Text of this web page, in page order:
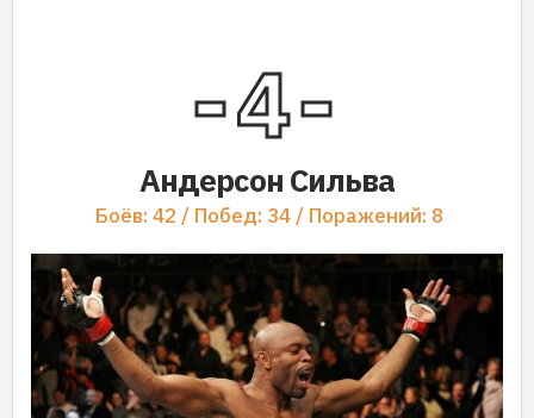
4
Андерсон Сильва
Боёв: 42 / Побед: 34 / Поражений: 8